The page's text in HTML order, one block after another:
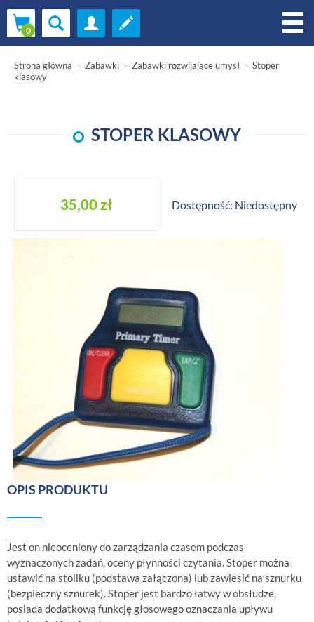
Strona główna Zabawki Zabawki rozwijające umysł
Stoper
klasowy
STOPER KLASOWY
35,00 zł Dostępność: Niedostępny
OPIS PRODUKTU
Jest on nieoceniony do zarządzania czasem podczas
wyznaczonych zadań, oceny płynności czytania. Stoper można
ustawić na stoliku (podstawa załączona) lub zawiesić na sznurku
(bezpieczny sznurek). Stoper jest bardzo łatwy w obsłudze,
posiada dodatkową funkcję głosowego oznaczania upływu